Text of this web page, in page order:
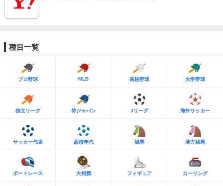
種目一覧
プロ野球 MLB 高校野球 大学野球
独立リーグ 侍ジャパン Jリーグ 海外サッカー
サッカー代表 高校年代 競馬 地方競馬
ボートレース 大相撲 フィギュア カーリング